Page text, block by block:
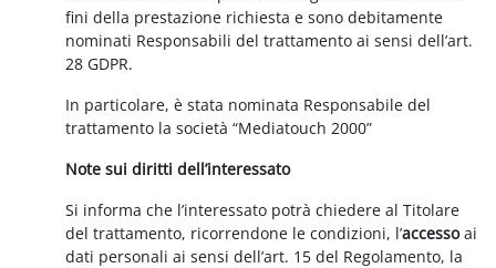
fini della prestazione richiesta e sono debitamente
nominati Responsabili del trattamento ai sensi dell’art.
28 GDPR.
In particolare, è stata nominata Responsabile del
trattamento la società “Mediatouch 2000”
Note sui diritti dell’interessato
Si informa che l’interessato potrà chiedere al Titolare
del trattamento, ricorrendone le condizioni, l’accessoai
dati personali ai sensi dell’art. 15 del Regolamento, la